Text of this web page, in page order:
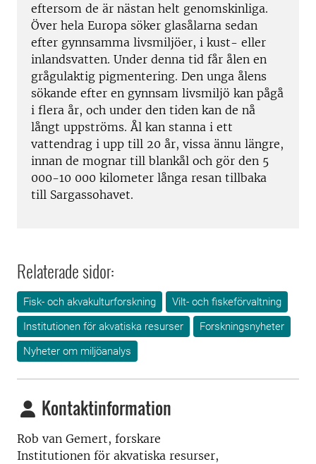
eftersom de är nästan helt genomskinliga.
Över hela Europa söker glasålarna sedan
efter gynnsamma livsmiljöer, i kust- eller
inlandsvatten. Under denna tid får ålen en
grågulaktig pigmentering. Den unga ålens
sökande efter en gynnsam livsmiljö kan pågå
i flera år, och under den tiden kan de nå
långt uppströms. Ål kan stanna i ett
vattendrag i upp till 20 år, vissa ännu längre,
innan de mognar till blankål och gör den 5
000-10 000 kilometer långa resan tillbaka
till Sargassohavet.
Relaterade sidor:
Fisk- och akvakulturforskning
Vilt- och fiskeförvaltning
Institutionen för akvatiska resurser
Forskningsnyheter
Nyheter om miljöanalys
Kontaktinformation
Rob van Gemert, forskare
Institutionen för akvatiska resurser,